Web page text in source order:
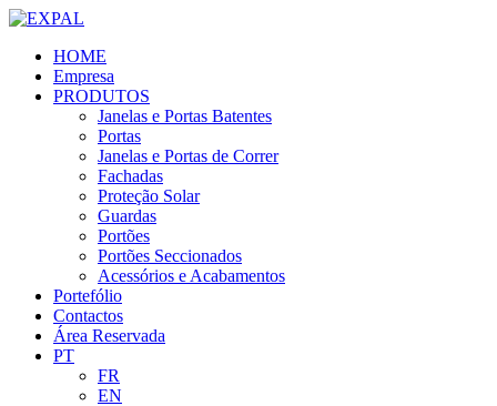
HOME
Empresa
PRODUTOS
Janelas e Portas Batentes
Portas
Janelas e Portas de Correr
Fachadas
Proteção Solar
Guardas
Portões
Portões Seccionados
Acessórios e Acabamentos
Portefólio
Contactos
Área Reservada
PT
FR
EN